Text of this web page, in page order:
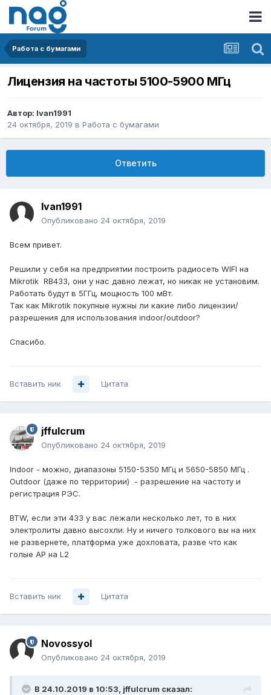
Работа с бумагами
Лицензия на частоты 5100-5900 МГц
Автор: Ivan1991
24 октября, 2019 в Работа с бумагами
Ответить
Ivan1991
Опубликовано 24 октября, 2019
Всем привет.
Решили у себя на предприятии построить радиосеть WIFI на
Mikrotik RB433, они у нас давно лежат, но никак не установим.
Работать будут в 5ГГц, мощность 100 мВт.
Так как Mikrotik покупные нужны ли какие либо лицензии/
разрешения для использования indoor/outdoor?
Спасибо.
Вставить ник Цитата
jffulcrum
Опубликовано 24 октября, 2019
Indoor - можно, диапазоны 5150-5350 МГц и 5650-5850 МГц .
Outdoor (даже по территории) - разрешение на частоту и
регистрация РЭС.
BTW, если эти 433 у вас лежали несколько лет, то в них
электролиты давно высохли. Ну и ничего толкового вы на них
не развернете, платформа уже дохловата, разве что как
голые AP на L2
Вставить ник Цитата
Novossyol
Опубликовано 24 октября, 2019
В 24.10.2019 в 10:53, jffulcrum сказал: